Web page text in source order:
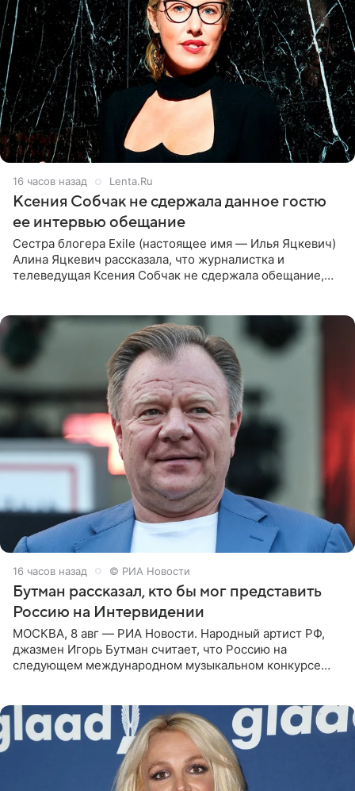
16 часов назад Lenta.Ru
Ксения Собчак не сдержала данное гостю
ее интервью обещание
Сестра блогера Exile (настоящее имя — Илья Яцкевич)
Алина Яцкевич рассказала, что журналистка и
телеведущая Ксения Собчак не сдержала обещание,
16 часов назад © РИА Новости
Бутман рассказал, кто бы мог представить
Россию на Интервидении
МОСКВА, 8 авг — РИА Новости. Народный артист РФ,
джазмен Игорь Бутман считает, что Россию на
следующем международном музыкальном конкурсе